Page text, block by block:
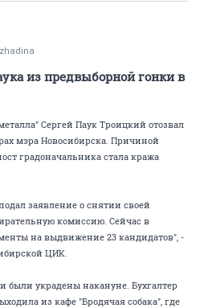
zhadina
из предвыборной гонки в
Сергей Паук Троицкий отозвал
мэра Новосибирска. Причиной
градоначальника стала кража
заявление о снятии своей
комиссию. Сейчас в
на выдвижение 23 кандидатов", -
ЦИК.
были украдены накануне. Бухгалтер
из кафе "Бродячая собака", где